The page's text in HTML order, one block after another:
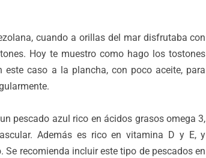
cuando a orillas del mar disfrutaba con
Hoy te muestro como hago los tostones
caso a la plancha, con poco aceite, para
pescado azul rico en ácidos grasos omega 3,
Además es rico en vitamina D y E, y
recomienda incluir este tipo de pescados en